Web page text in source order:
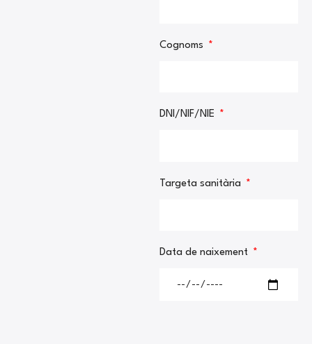
Cognoms
DNI/NIF/NIE
Targeta sanitària
Data de naixement